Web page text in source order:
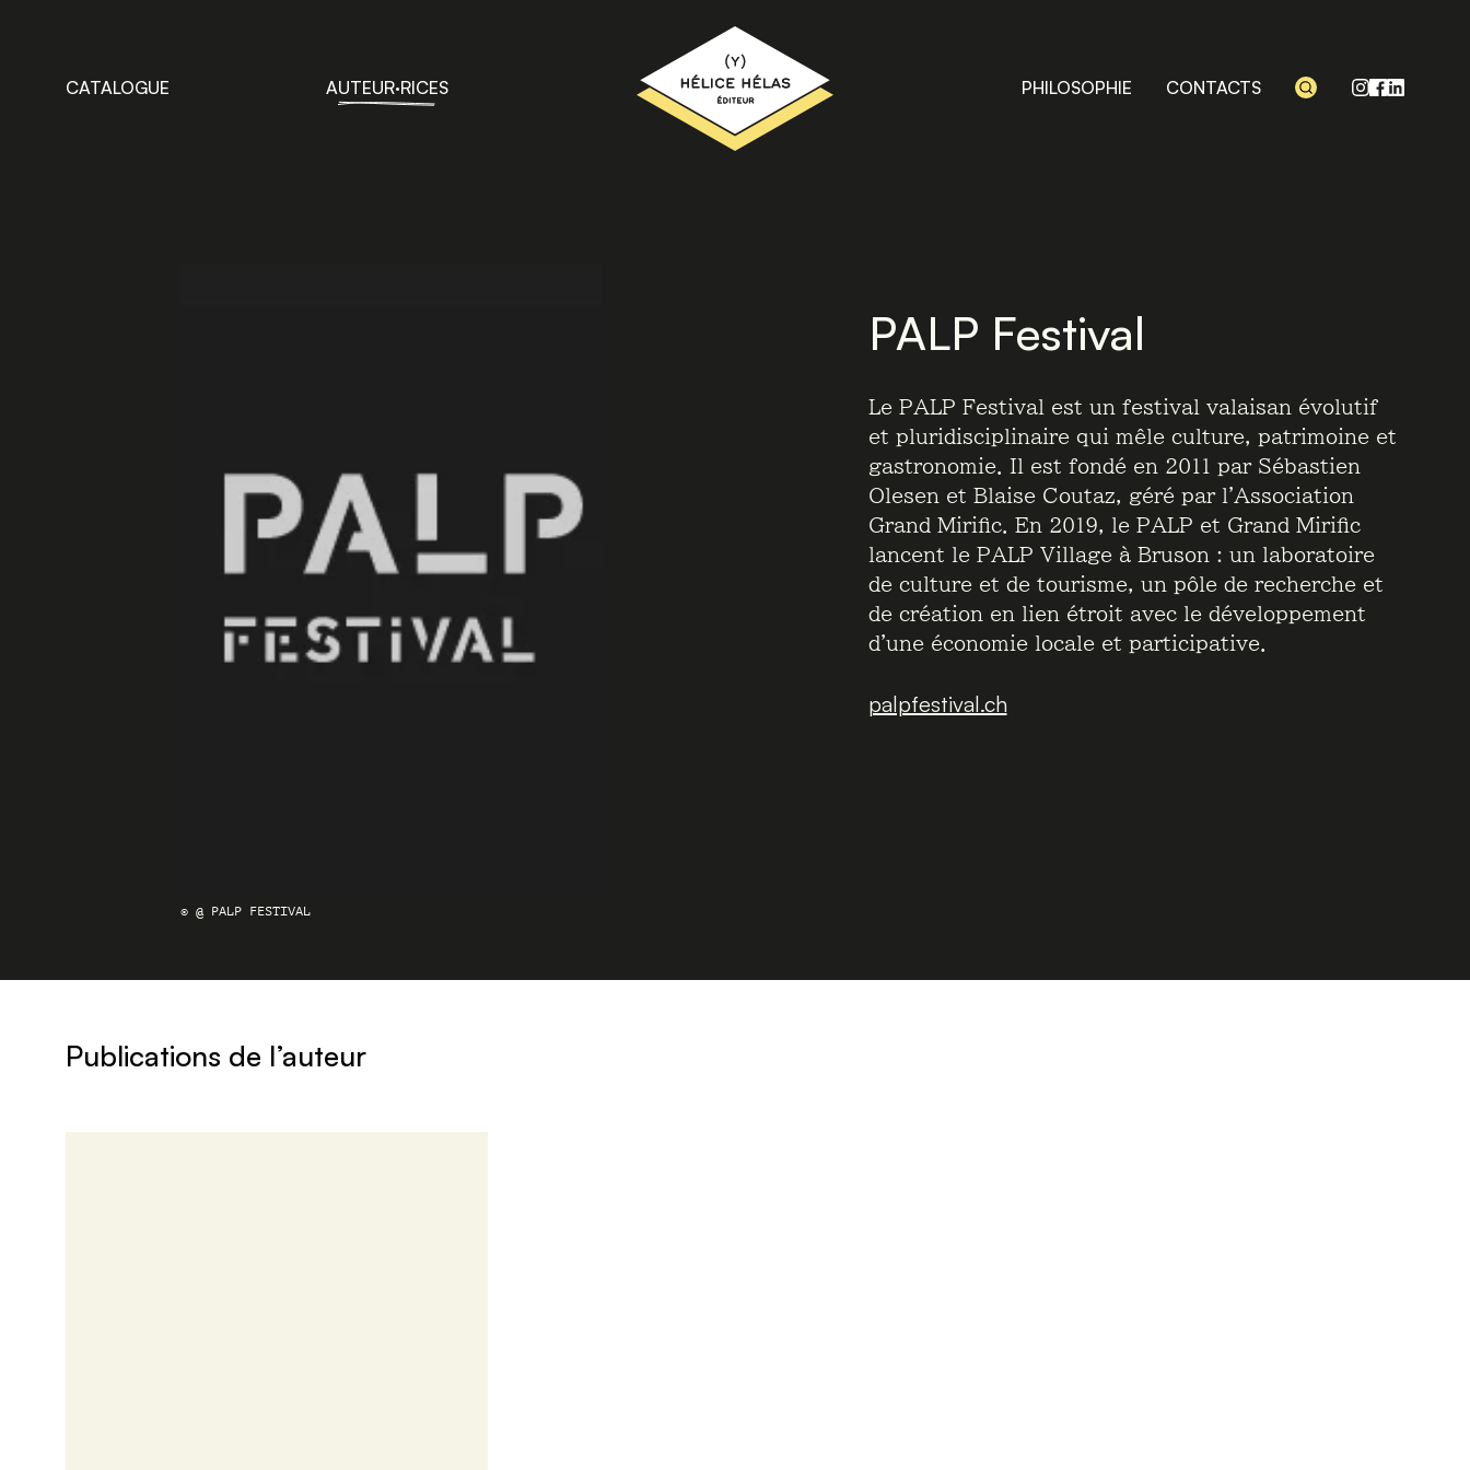
CATALOGUE AUTEUR·RICES PHILOSOPHIE CONTACTS
© @ PALP FESTIVAL
PALP Festival
Le PALP Festival est un festival valaisan évolutif
et pluridisciplinaire qui mêle culture, patrimoine et
gastronomie. Il est fondé en 2011 par Sébastien
Olesen et Blaise Coutaz, géré par l’Association
Grand Mirific. En 2019, le PALP et Grand Mirific
lancent le PALP Village à Bruson : un laboratoire
de culture et de tourisme, un pôle de recherche et
de création en lien étroit avec le développement
d’une économie locale et participative.
palpfestival.ch
Publications de l’auteur